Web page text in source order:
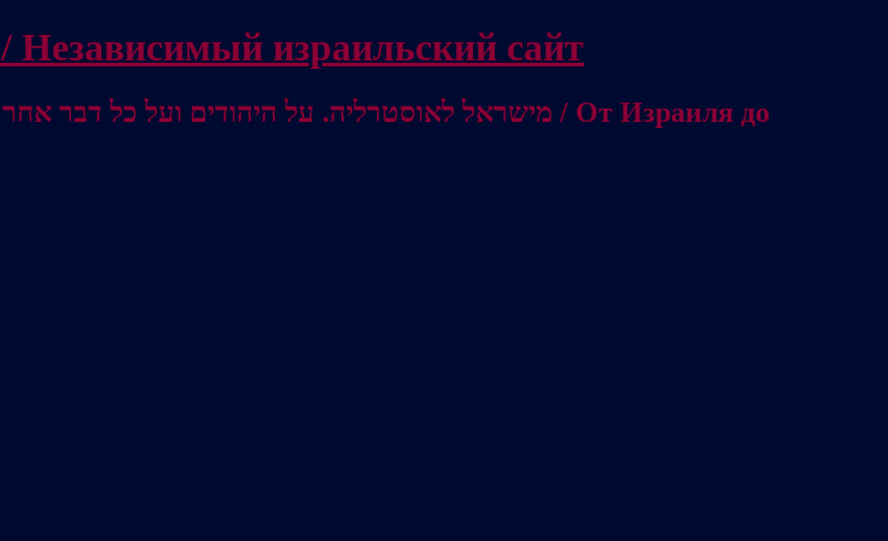
Independent Israeli site / אתר ישראלי עצמאי / Независимый израильский сайт